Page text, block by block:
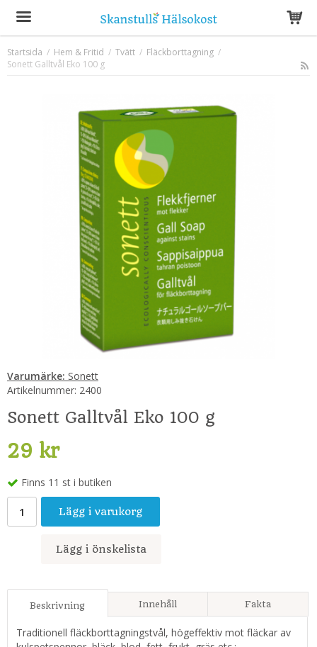
Produkten har blivit tillagd i varukorgen
Startsida / Hem & Fritid / Tvätt / Fläckborttagning /
Sonett Galltvål Eko 100 g
Varumärke: Sonett
Artikelnummer: 2400
Sonett Galltvål Eko 100 g
29 kr
Finns 11 st i butiken
Lägg i varukorg
Lägg i önskelista
Beskrivning Innehåll Fakta
Traditionell fläckborttagningstvål, högeffektiv mot fläckar av